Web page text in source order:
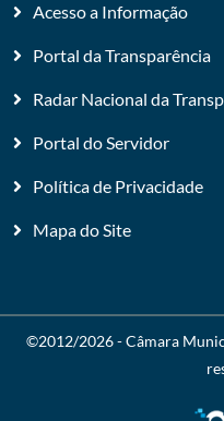
Acesso a Informação
Portal da Transparência
Radar Nacional da
Portal do Servidor
Política de Privacidade
Mapa do Site
©2012/2026 -Câmara